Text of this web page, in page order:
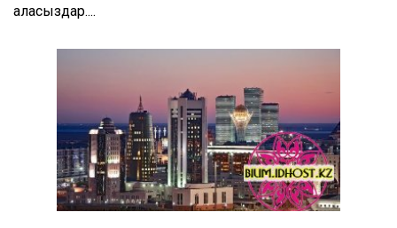
аласыздар....